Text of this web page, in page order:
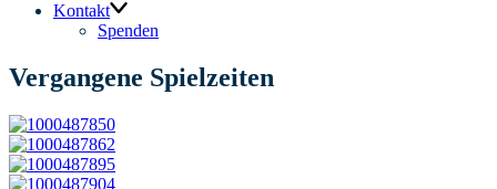
Kontakt
Spenden
Vergangene Spielzeiten